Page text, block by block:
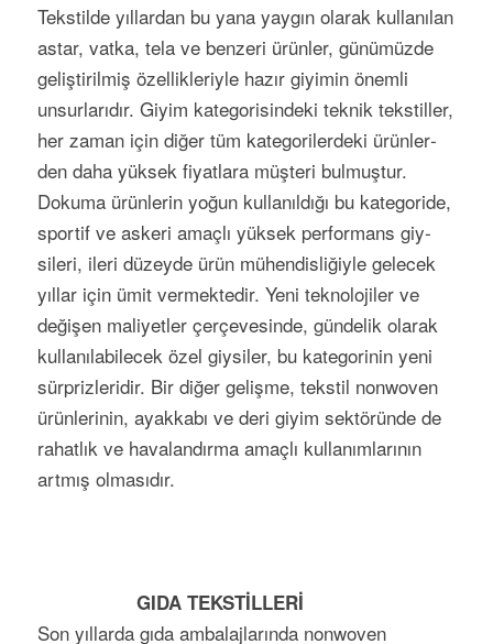
Tekstilde yıllardan bu yana yaygın olarak kullanılan
astar, vatka, tela ve benzeri ürünler, günümüzde
geliştirilmiş özellikleriyle hazır giyimin önemli
unsurlarıdır. Giyim kategorisindeki teknik tekstiller,
her zaman için diğer tüm kategorilerdeki ürün­ler­
den daha yüksek fiyatlara müşteri bulmuştur.
Dokuma ürünlerin yoğun kullanıl­dığı bu kategoride,
sportif ve aske­ri amaçlı yüksek per­for­mans giy­
sile­ri, ileri düzeyde ürün mühen­dis­liğiyle gelecek
yıllar için ümit vermektedir. Yeni teknolojil­er ve
değişen maliyetler çerçeves­inde, gündelik olarak
kullanılabilecek özel giysiler, bu kategorinin yeni
sürprizleridir. Bir diğer gelişme, tekstil nonwoven
ürünlerinin, ayakkabı ve deri giyim sektöründe de
rahatlık ve hava­landırma amaçlı kullanımlarının
artmış olmasıdır.
GIDA TEKSTİLLERİ
Son yıllarda gıda ambalajlarında nonwoven